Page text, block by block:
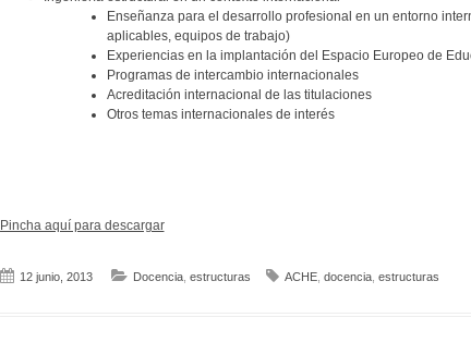
Enseñanza para el desarrollo profesional en un entorno
aplicables, equipos de trabajo)
Experiencias en la implantación del Espacio Europeo de
Programas de intercambio internacionales
Acreditación internacional de las titulaciones
Otros temas internacionales de interés
Pincha aquí para descargar
12 junio, 2013 Docencia, estructuras ACHE, docencia, estructuras